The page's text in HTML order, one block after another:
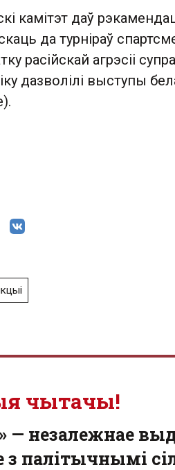
камітэт даў
да турніраў
расійскай агрэсіі
дазволілі выступы
чытачы!
— незалежнае
з палітычнымі